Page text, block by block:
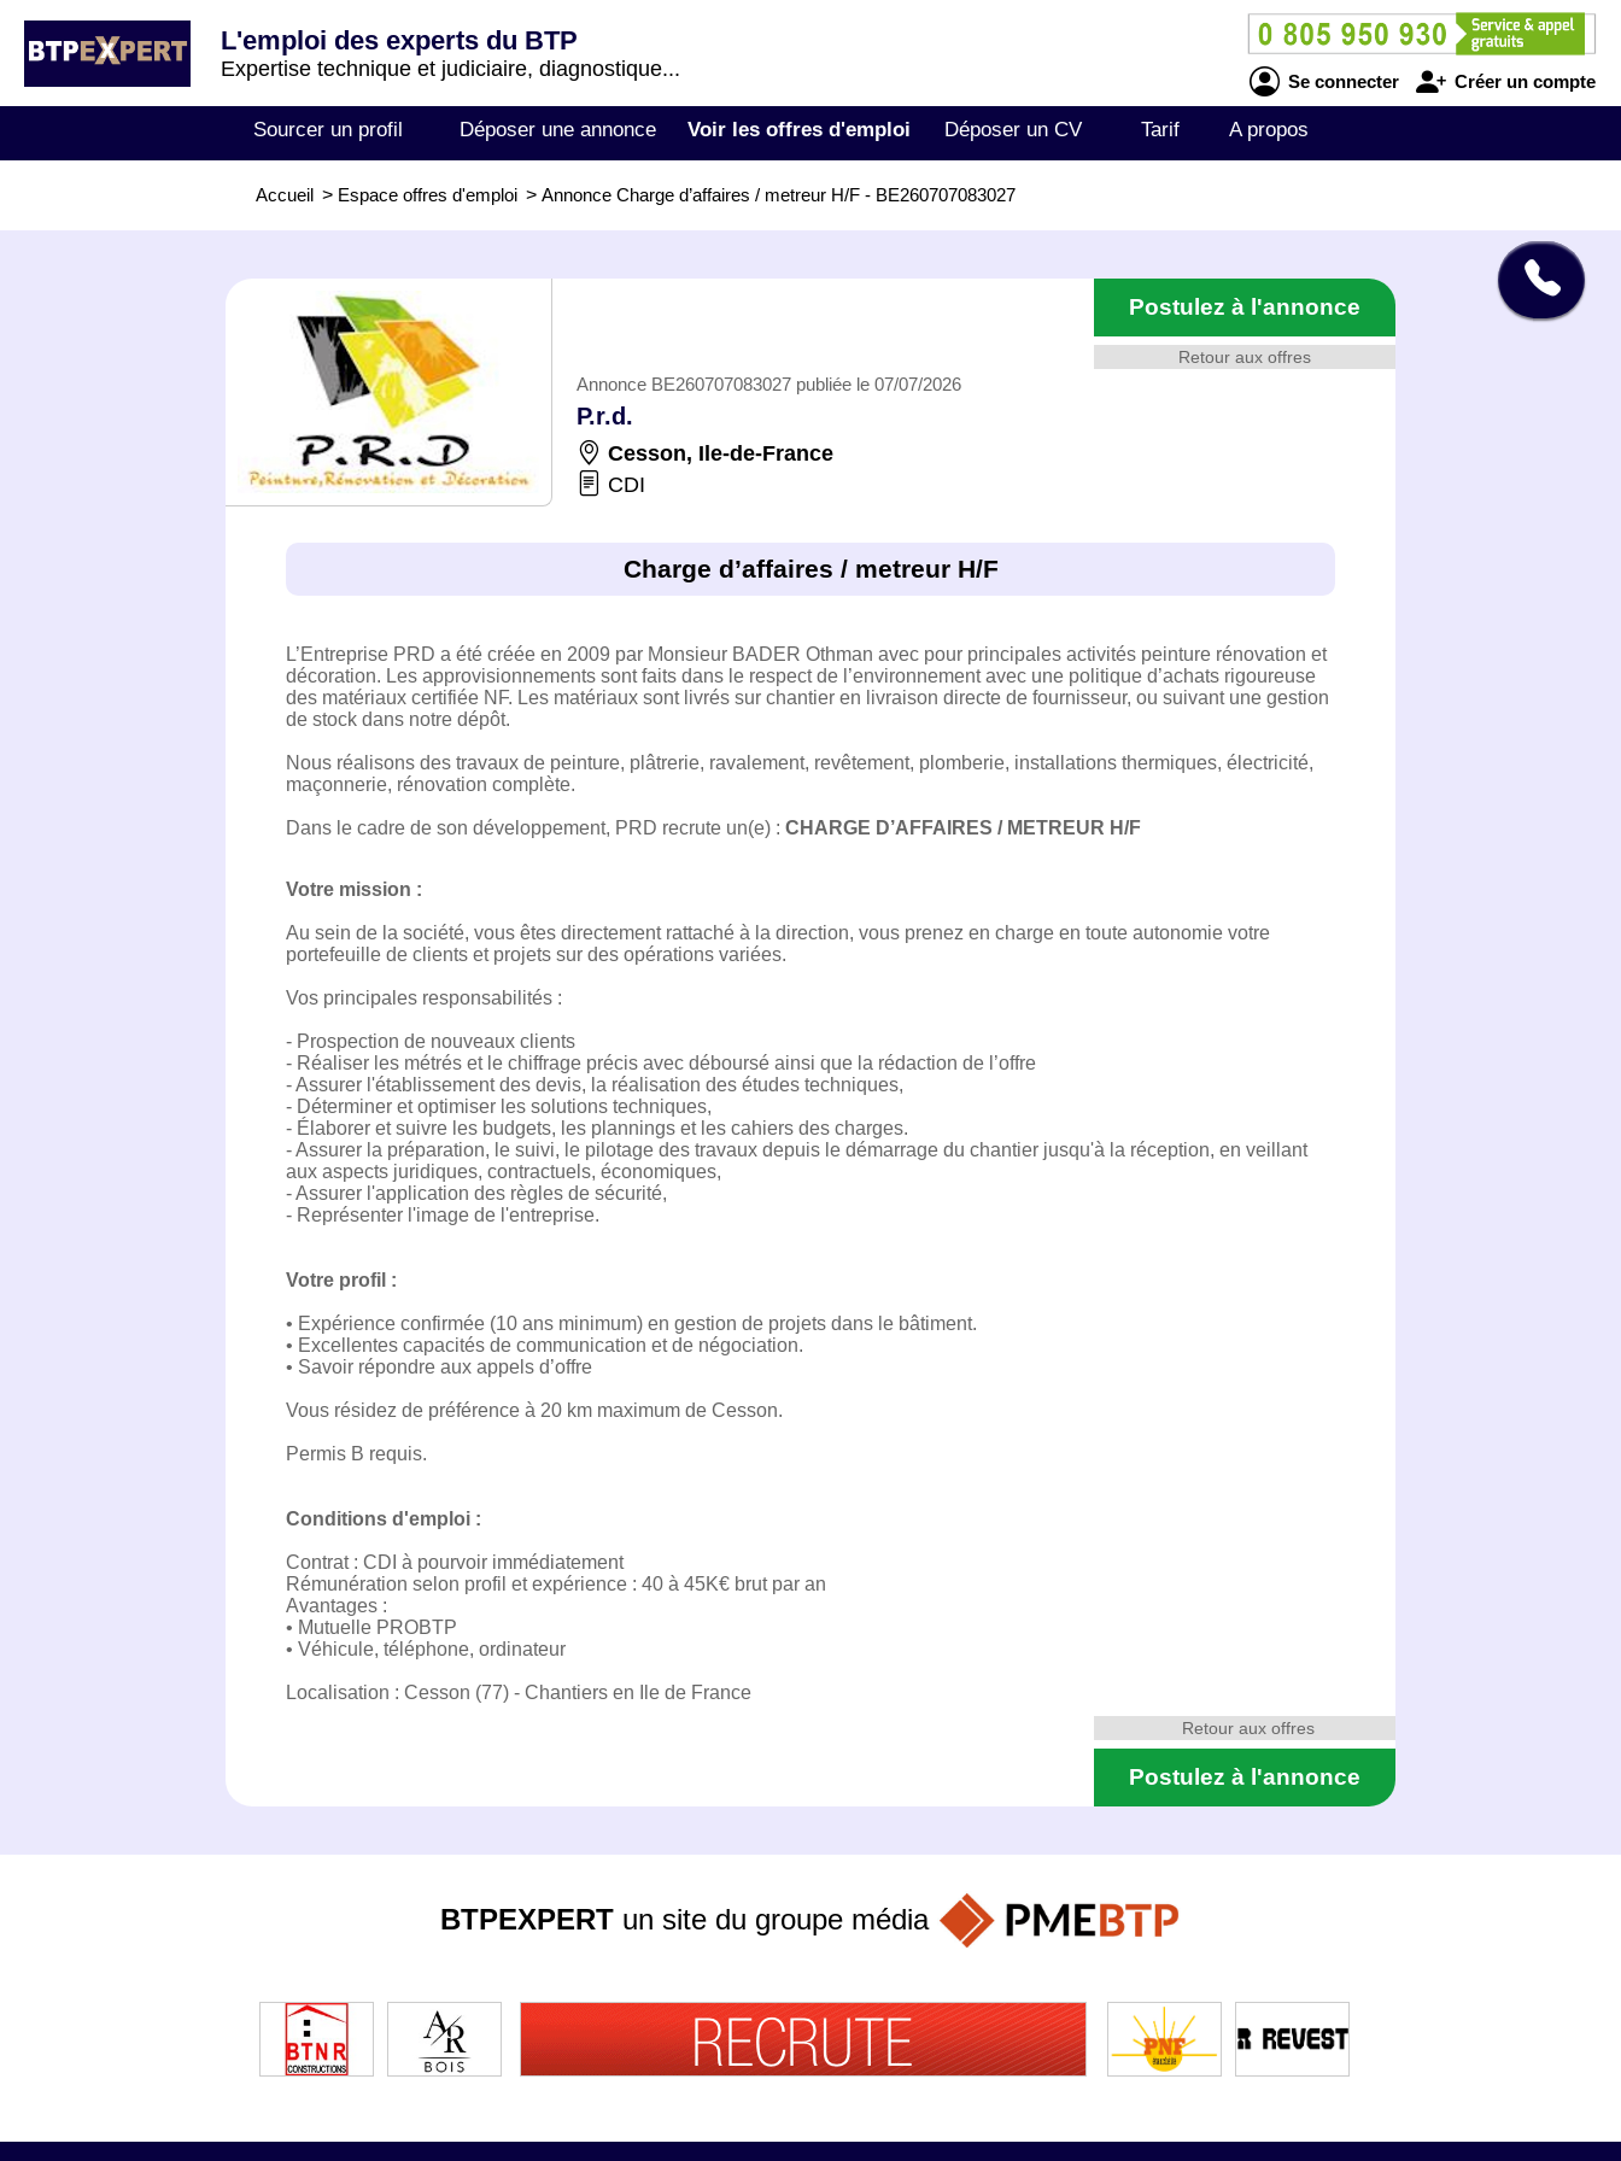
L'emploi des experts du BTP
Expertise technique et judiciaire, diagnostique...
Se connecter Créer un compte
Sourcer un profil Déposer une annonce Voir les offres d'emploi Déposer un CV Tarif A propos
Accueil > Espace offres d'emploi > Annonce Charge d’affaires / metreur H/F - BE260707083027
Retour aux offres
Postulez à l'annonce
Annonce BE260707083027 publiée le 07/07/2026
P.r.d.
Cesson, Ile-de-France
CDI
Charge d’affaires / metreur H/F
L’Entreprise PRD a été créée en 2009 par Monsieur BADER Othman avec pour principales activités peinture rénovation et
décoration. Les approvisionnements sont faits dans le respect de l’environnement avec une politique d’achats rigoureuse
des matériaux certifiée NF. Les matériaux sont livrés sur chantier en livraison directe de fournisseur, ou suivant une gestion
de stock dans notre dépôt.
Nous réalisons des travaux de peinture, plâtrerie, ravalement, revêtement, plomberie, installations thermiques, électricité,
maçonnerie, rénovation complète.
Dans le cadre de son développement, PRD recrute un(e) : CHARGE D’AFFAIRES / METREUR H/F
Votre mission :
Au sein de la société, vous êtes directement rattaché à la direction, vous prenez en charge en toute autonomie votre
portefeuille de clients et projets sur des opérations variées.
Vos principales responsabilités :
- Prospection de nouveaux clients
- Réaliser les métrés et le chiffrage précis avec déboursé ainsi que la rédaction de l’offre
- Assurer l'établissement des devis, la réalisation des études techniques,
- Déterminer et optimiser les solutions techniques,
-⁠ ⁠Élaborer et suivre les budgets, les plannings et les cahiers des charges.
- Assurer la préparation, le suivi, le pilotage des travaux depuis le démarrage du chantier jusqu'à la réception, en veillant
aux aspects juridiques, contractuels, économiques,
- Assurer l'application des règles de sécurité,
- Représenter l'image de l'entreprise.
Votre profil :
•⁠ ⁠Expérience confirmée (10 ans minimum) en gestion de projets dans le bâtiment.
•⁠ ⁠Excellentes capacités de communication et de négociation.
•⁠ Savoir répondre aux appels d’offre
Vous résidez de préférence à 20 km maximum de Cesson.
Permis B requis.
Conditions d'emploi :
Contrat : CDI à pourvoir immédiatement
Rémunération selon profil et expérience : 40 à 45K€ brut par an
Avantages :
• Mutuelle PROBTP
• Véhicule, téléphone, ordinateur
Localisation : Cesson (77) - Chantiers en Ile de France
Postulez à l'annonce
Retour aux offres
BTPEXPERTun site du groupe média